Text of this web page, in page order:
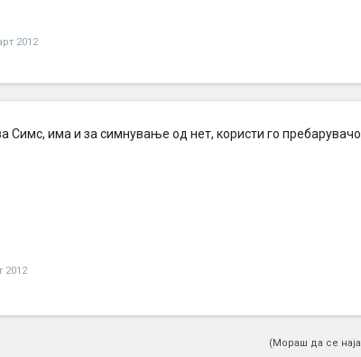
2012
Симс, има и за симнување од нет, користи го
2012
(Мораш да се